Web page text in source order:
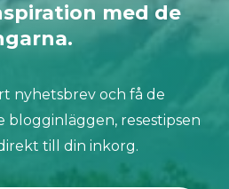
med de
nyhetsbrev och få de
blogginläggen, resestipsen
till din inkorg.